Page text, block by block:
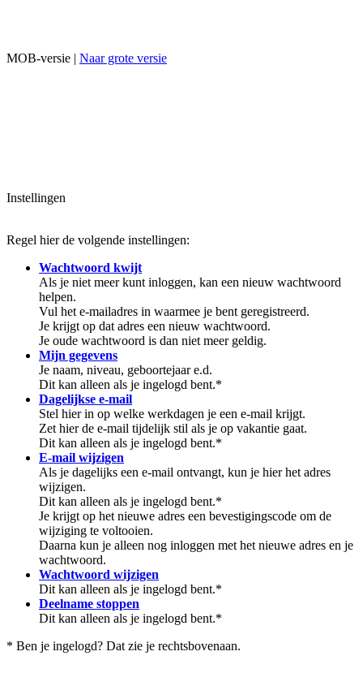
MOB-versie | Naar grote versie
Instellingen
Regel hier de volgende instellingen:
Wachtwoord kwijt
Als je niet meer kunt inloggen, kan een nieuw wachtwoord
helpen.
Vul het e-mailadres in waarmee je bent geregistreerd.
Je krijgt op dat adres een nieuw wachtwoord.
Je oude wachtwoord is dan niet meer geldig.
Mijn gegevens
Je naam, niveau, geboortejaar e.d.
Dit kan alleen als je ingelogd bent.*
Dagelijkse e-mail
Stel hier in op welke werkdagen je een e-mail krijgt.
Zet hier de e-mail tijdelijk stil als je op vakantie gaat.
Dit kan alleen als je ingelogd bent.*
E-mail wijzigen
Als je dagelijks een e-mail ontvangt, kun je hier het adres
wijzigen.
Dit kan alleen als je ingelogd bent.*
Je krijgt op het nieuwe adres een bevestigingscode om de
wijziging te voltooien.
Daarna kun je alleen nog inloggen met het nieuwe adres en je
wachtwoord.
Wachtwoord wijzigen
Dit kan alleen als je ingelogd bent.*
Deelname stoppen
Dit kan alleen als je ingelogd bent.*
* Ben je ingelogd? Dat zie je rechtsbovenaan.